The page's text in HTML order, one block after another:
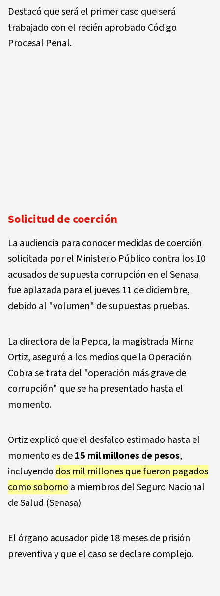
Destacó que será el primer caso que será
trabajado con el recién aprobado Código
Procesal Penal.
Solicitud de coerción
La audiencia para conocer medidas de coerción
solicitada por el Ministerio Público contra los 10
acusados de supuesta corrupción en el Senasa
fue aplazada para el jueves 11 de diciembre,
debido al "volumen" de supuestas pruebas.
La directora de la Pepca, la magistrada Mirna
Ortiz, aseguró a los medios que la Operación
Cobra se trata del "operación más grave de
corrupción" que se ha presentado hasta el
momento.
Ortiz explicó que el desfalco estimado hasta el
momento es de15 mil millones de pesos,
incluyendo dos mil millones que fueron pagados
como soborno a miembros del Seguro Nacional
de Salud (Senasa).
El órgano acusador pide 18 meses de prisión
preventiva y que el caso se declare complejo.